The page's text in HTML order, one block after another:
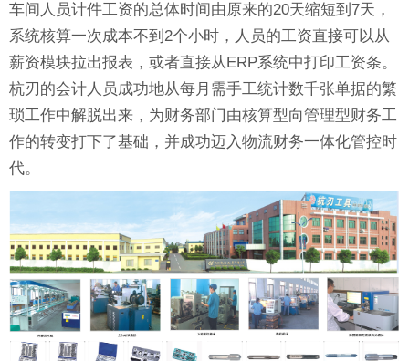
车间人员计件工资的总体时间由原来的20天缩短到7天，
系统核算一次成本不到2个小时，人员的工资直接可以从
薪资模块拉出报表，或者直接从ERP系统中打印工资条。
杭刃的会计人员成功地从每月需手工统计数千张单据的繁
琐工作中解脱出来，为财务部门由核算型向管理型财务工
作的转变打下了基础，并成功迈入物流财务一体化管控时
代。